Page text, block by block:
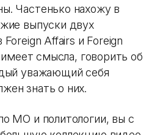
Частенько нахожу в
выпуски двух
Affairs и Foreign
смысла, говорить об
уважающий себя
знать о них.
МО и политологии, вы с